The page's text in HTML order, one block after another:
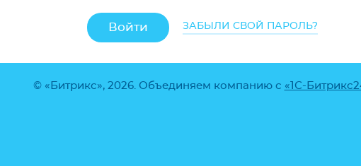
ЗАБЫЛИ СВОЙ ПАРОЛЬ?
© «Битрикс», 2026. Объединяем компанию с «1С-